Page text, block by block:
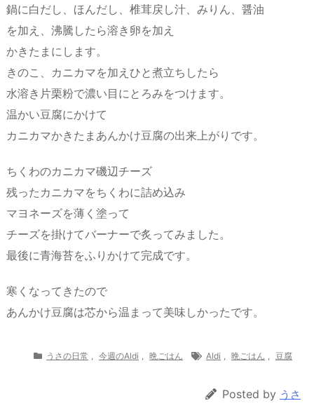
鍋に白だし、ほんだし、椎茸戻し汁、みりん、醤油
を加え、沸騰したら溶き卵を加え
かきたまにします。
きのこ、カニカマを加えひと煮立ちしたら
水溶き片栗粉で濃い目にとろみをつけます。
温かい豆腐にかけて
カニカマかきたまあんかけ豆腐の出来上がりです。
ちくわのカニカマ磯辺チーズ
残ったカニカマをちくわに詰め込み
マヨネーズを薄く塗って
チーズを掛けてバーナーで炙ってみました。
最後に青海苔をふりかけて完成です。
寒くなってきたので
あんかけ豆腐は芯から温まって美味しかったです。
うさの日常 今週のAldi 晩ごはん Aldi 晩ごはん 豆腐
Posted by うさ